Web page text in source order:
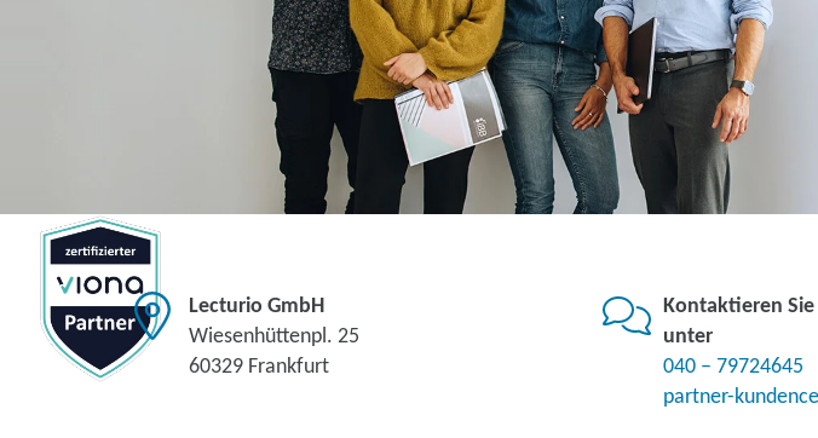
Lecturio GmbH
Wiesenhüttenpl. 25
60329 Frankfurt
Kontaktieren
unter
040 – 79724645
partner-